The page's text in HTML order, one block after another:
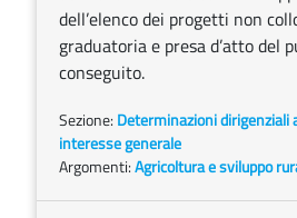
dell’elenco dei progetti non
graduatoria e presa d’atto del
conseguito.
Sezione: Determinazioni dirigenziali
interesse generale
Argomenti:Agricoltura e sviluppo